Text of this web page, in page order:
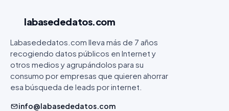
labasededatos.com
Labasededatos.com lleva más de 7 años
recogiendo datos públicos en Internet y
otros medios y agrupándolos para su
consumo por empresas que quieren ahorrar
esa búsqueda de leads por internet.
info@labasededatos.com